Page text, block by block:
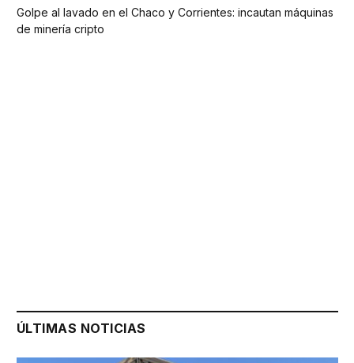
Golpe al lavado en el Chaco y Corrientes: incautan máquinas
de minería cripto
ÚLTIMAS NOTICIAS